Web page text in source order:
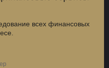
всех финансовых